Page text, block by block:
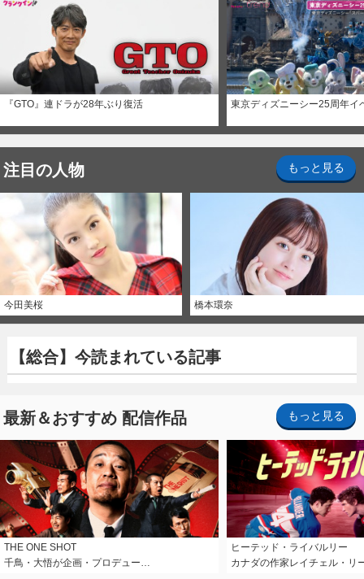
『GTO』連ドラが28年ぶり復活 東京ディズニーシー25周年イ
注目の人物 もっと見る
今田美桜 橋本環奈
【総合】今読まれている記事
最新＆おすすめ 配信作品 もっと見る
THE ONE SHOT
千鳥・大悟が企画・プロデュー…
ヒーテッド・ライバルリー
カナダの作家レイチェル・リ